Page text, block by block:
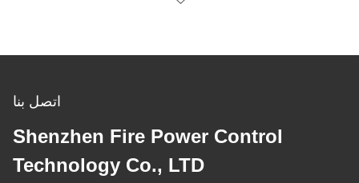
اتصل بنا
Shenzhen Fire Power Control
Technology Co., LTD